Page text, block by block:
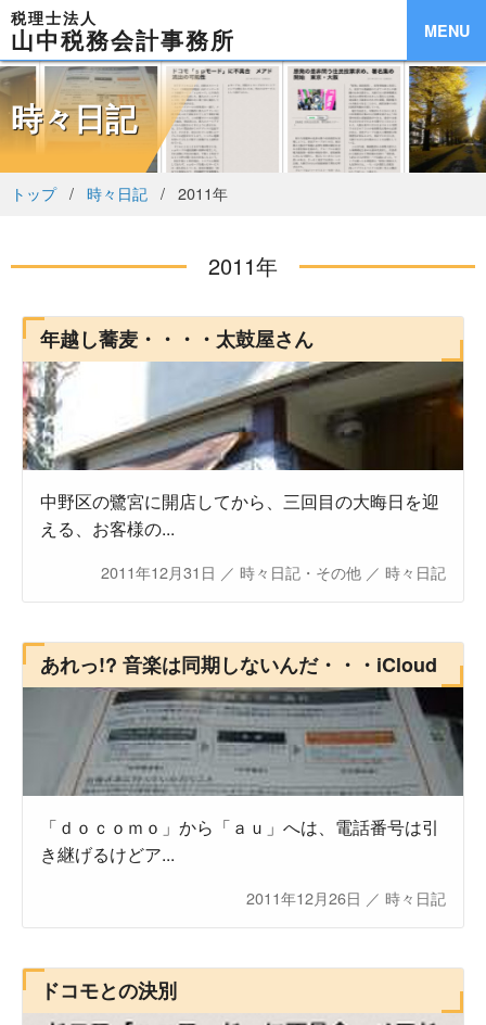
MENU
税理士法人
山中税務会計事務所
時々日記
トップ 時々日記 2011年
2011年
年越し蕎麦・・・・太鼓屋さん
中野区の鷺宮に開店してから、三回目の大晦日を迎
える、お客様の...
2011年12月31日 ／ 時々日記・その他 ／ 時々日記
あれっ!? 音楽は同期しないんだ・・・iCloud
「ｄｏｃｏｍｏ」から「ａｕ」へは、電話番号は引
き継げるけどア...
2011年12月26日 ／ 時々日記
ドコモとの決別